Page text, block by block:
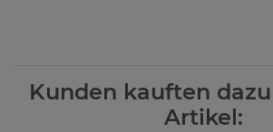
Kunden kauften
Artikel: